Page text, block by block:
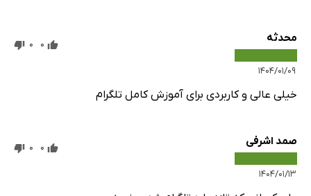
محدثه
۱۴۰۴/۰۱/۰۹
0
0
خیلی عالی و کاربردی برای آموزش کامل تلگرام
صمد اشرفی
۱۴۰۴/۰۱/۱۳
0
0